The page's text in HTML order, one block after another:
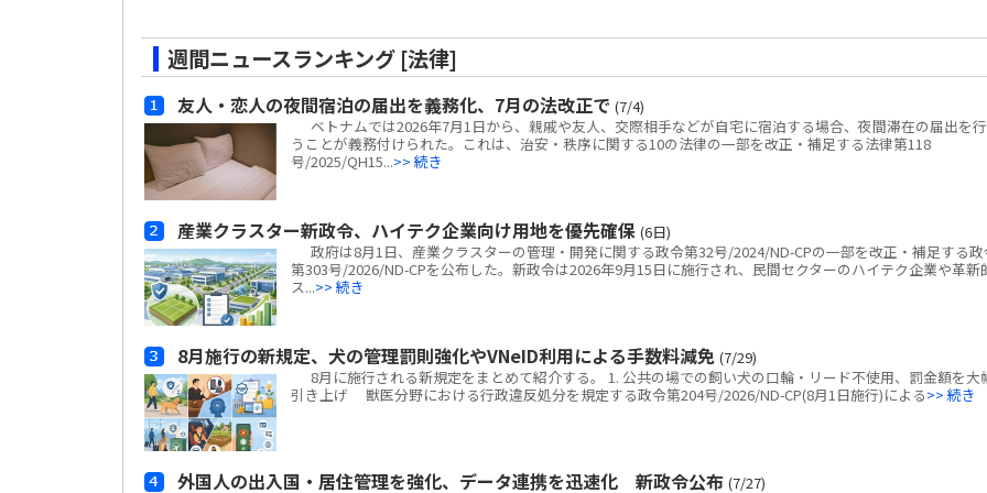
週間ニュースランキング [法律]
友人・恋人の夜間宿泊の届出を義務化、7月の法改正で (7/4)
ベトナムでは2026年7月1日から、親戚や友人、交際相手などが自宅に宿泊する場合、夜間滞在の届出を行
うことが義務付けられた。これは、治安・秩序に関する10の法律の一部を改正・補足する法律第118
号/2025/QH15...>> 続き
産業クラスター新政令、ハイテク企業向け用地を優先確保 (6日)
政府は8月1日、産業クラスターの管理・開発に関する政令第32号/2024/ND-CPの一部を改正・補足する政
第303号/2026/ND-CPを公布した。新政令は2026年9月15日に施行され、民間セクターのハイテク企業や革新
ス...>> 続き
8月施行の新規定、犬の管理罰則強化やVNeID利用による手数料減免 (7/29)
8月に施行される新規定をまとめて紹介する。 1. 公共の場での飼い犬の口輪・リード不使用、罰金額を大
引き上げ 獣医分野における行政違反処分を規定する政令第204号/2026/ND-CP(8月1日施行)による>> 続き
外国人の出入国・居住管理を強化、データ連携を迅速化 新政令公布 (7/27)